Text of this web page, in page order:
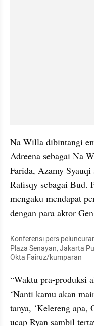
Na Willa dibintangi
Adreena sebagai Na
Farida, Azamy
Rafisqy sebagai Bud.
mengaku mendapat
dengan para aktor
Konferensi pers
Plaza Senayan, Jakarta
Okta Fairuz/kumparan
“Waktu pra-produksi
‘Nanti kamu akan
tanya, ‘Kelereng apa,
ucap Ryan sambil